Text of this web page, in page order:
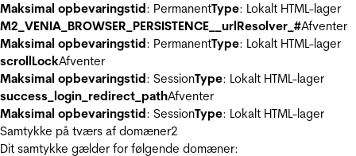
Maksimal opbevaringstid: PermanentType: Lokalt HTML-lager
M2_VENIA_BROWSER_PERSISTENCE__urlResolver_#Afventer
Maksimal opbevaringstid: PermanentType: Lokalt HTML-lager
scrollLockAfventer
Maksimal opbevaringstid: SessionType: Lokalt HTML-lager
success_login_redirect_pathAfventer
Maksimal opbevaringstid: SessionType: Lokalt HTML-lager
Samtykke på tværs af domæner2
Dit samtykke gælder for følgende domæner: